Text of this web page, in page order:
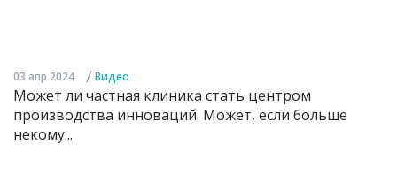
03 апр 2024 / Видео
Может ли частная клиника стать центром
производства инноваций. Может, если больше
некому...